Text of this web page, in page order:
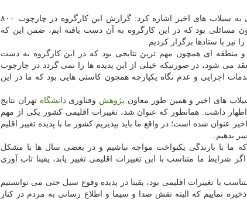
مسؤول كارگروه شهرسازی، معماری و میراث فرهنگی هیات رسیدگی به سیلاب های اخیر اشاره كرد: گزارش این كارگروه در چارچوب ۸۰۰
بود كه در این كارگروه به آن دست یافته ایم، ضمن این كه
نیز با ستادها برگزار كردیم.
ای همچون مهم ترین نتایجی بود كه در این كارگروه به دست
می شود، در صورتیكه خیلی از این پدیده ها را نمی گردد در چارچوب
اجرایی و عدم نگاه یكپارچه همچون كاستی هایی بود كه ما در این
های اخیر و همین طور معاون پژوهش وفناوریدانشگاه تهران نتایج
داشت: همانطور كه عنوان شد، تغییرات اقلیمی كشور یكی از مهم
شده است؛ در واقع ما باید بپذیریم كشور ما با پدیده تغییر اقلیم
بدهیم.
با بارندگی یكنواخت مواجه نباشیم و در بعضی سال ها با مشكل
ما متناسب با این تغییرات اقلیمی تغییر یابد، یقینا تاب آوری
با تغییرات اقلیمی بود، یقینا در پدیده وقوع سیل حتی می توانستیم
نماییم كه البته نقش صدا و سیما و اطلاع رسانی به مردم در كنار